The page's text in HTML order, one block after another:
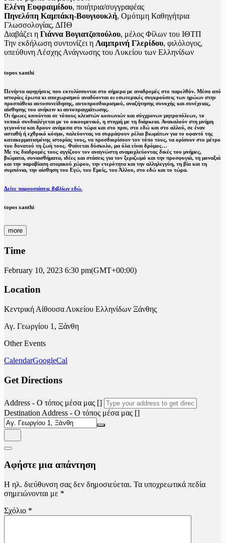
Ελένη Ευφραιμίδου, ποιήτρια/συγγραφέας
Πηνελόπη Καμπάκη-Βουγιουκλή, Ομότιμη Καθηγήτρια
Γλωσσολογίας, ΔΠΘ
Διαβάζει η Γιάννα Βογιατζοπούλου, μέλος Φίλων του ΙΘΤΠ
Την εκδήλωση συντονίζει η Λαμπρινή Γλερίδου, φιλόλογος,
υπεύθυνη Λέσχης Ανάγνωσης του Λυκείου των Ελληνίδων
topos xanthi
Πενήντα αφηγήσεις που εκτυλίσσονται στο σήμερα με αναδρομές στο παρελθόν. Μέσα από
ιστορίες έρωτα κι αποχωρισμού αναδύονται οι εσωτερικές συγκρούσεις των ηρώων στην
προσπάθεια αυτοσυνείδησης, αυτοπροσδιορισμού, αναζήτησης συνοχής και συνέχειας,
αίσθησης του ανήκειν κι αυτοπραγμάτωσης.
Οι ήρωες κινούνται σε τόπους κλειστών κοινωνιών και σύγχρονων μητροπόλεων, το
τοπικό συνδιαλέγεται με το οικουμενικό, η στιγμή με τη διάρκεια. Ανακαλούν στη μνήμη
γεγονότα και δρουν ανάμεσα στο τώρα και στο πριν, στο εδώ και στο αλλού, σε έναν
ασταθή ή εχθρικό κόσμο, παλεύοντας να συρράψουν ρέλια βιωμάτων για το υφαντό της
κατακερματισμένης ιστορίας τους, να προσδιορίσουν τον τόπο τους, να ορίσουν στο μέτρο
του δυνατού τη ζωή τους. Φαίνεται δύσκολο, μα όλα είναι δρόμος…
Με τις διαδρομές τους αγγίζουν τον αναγνώστη αναμοχλεύοντας δικές του μνήμες,
βιώματα, συναισθήματα, ιδέες και στάσεις για τον ξεριζωμό και την προσφυγιά, τη μοναξιά
και την παραβίαση ατομικού χώρου, την ετερότητα και την αλληλεγγύη, τη βία και τη
συμπόνια, την αίσθηση του Εγώ, του Εμείς, του Άλλου, στο εδώ και το τώρα.
Δείτε παρουσιάσεις βιβλίων εδώ.
topos xanthi
more
Time
February 10, 2023 6:30 pm(GMT+00:00)
Location
Κεντρική Αίθουσα Λυκείου Ελληνίδων Ξάνθης
Αγ. Γεωργίου 1, Ξάνθη
Other Events
CalendarGoogleCal
Get Directions
Address - Ο τόπος μέσα μας []
Destination Address - Ο τόπος μέσα μας []
Αφήστε μια απάντηση
Η ηλ. διεύθυνση σας δεν δημοσιεύεται. Τα υποχρεωτικά πεδία
σημειώνονται με *
Σχόλιο *